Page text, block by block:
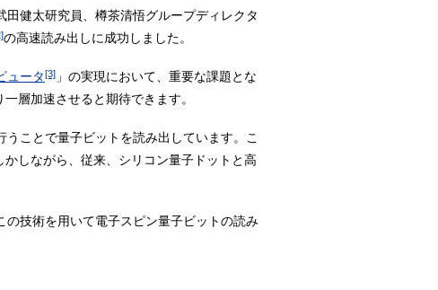
健太研究員、樽茶清悟グループディレクタ
の高速読み出しに成功しました。
ュータ[3] 」の実現において、重要な課題とな
層加速させると期待できます。
ことで量子ビットを読み出しています。こ
しながら、従来、シリコン量子ドットと高
技術を用いて電子スピン量子ビットの読み